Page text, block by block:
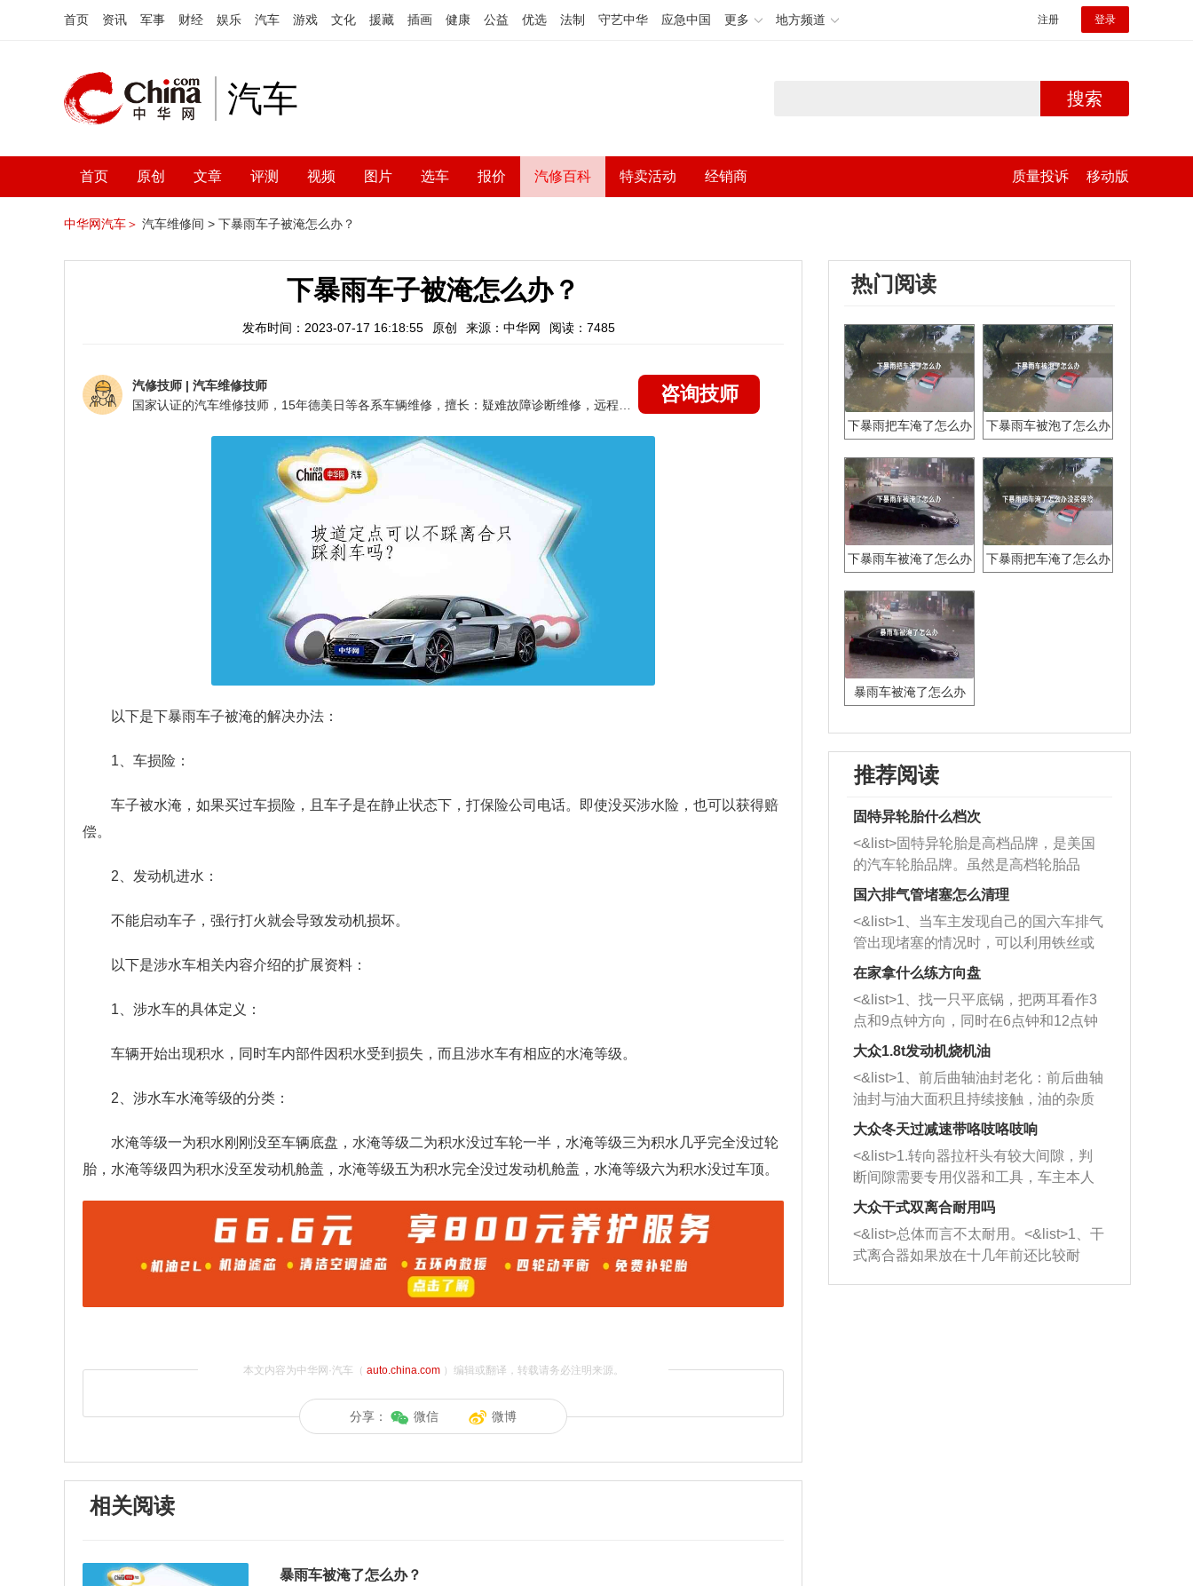
首页 资讯 军事 财经 娱乐 汽车 游戏 文化 援藏 插画 健康 公益 优选 法制 守艺中华 应急中国 更多 地方频道 注册 登录
汽车 搜索
首页 原创 文章 评测 视频 图片 选车 报价 汽修百科 特卖活动 经销商 质量投诉 移动版
中华网汽车＞ 汽车维修间 > 下暴雨车子被淹怎么办？
下暴雨车子被淹怎么办？
发布时间：2023-07-17 16:18:55 原创 来源：中华网 阅读：7485
汽修技师 | 汽车维修技师
咨询技师
以下是下暴雨车子被淹的解决办法：
1、车损险：
车子被水淹，如果买过车损险，且车子是在静止状态下，打保险公司电话。即使没买涉水险，也可以获得赔
偿。
2、发动机进水：
不能启动车子，强行打火就会导致发动机损坏。
以下是涉水车相关内容介绍的扩展资料：
1、涉水车的具体定义：
车辆开始出现积水，同时车内部件因积水受到损失，而且涉水车有相应的水淹等级。
2、涉水车水淹等级的分类：
水淹等级一为积水刚刚没至车辆底盘，水淹等级二为积水没过车轮一半，水淹等级三为积水几乎完全没过轮
胎，水淹等级四为积水没至发动机舱盖，水淹等级五为积水完全没过发动机舱盖，水淹等级六为积水没过车顶。
本文内容为中华网·汽车（ auto.china.com）编辑或翻译，转载请务必注明来源。
分享： 微信 微博
相关阅读
暴雨车被淹了怎么办？
热门阅读
下暴雨把车淹了怎么办 下暴雨车被泡了怎么办
下暴雨车被淹了怎么办
下暴雨把车淹了怎么办
暴雨车被淹了怎么办
推荐阅读
固特异轮胎什么档次
<&list>固特异轮胎是高档品牌，是美国
的汽车轮胎品牌。虽然是高档轮胎品
牌，但是中高低端的轮胎都有生产，这
也是为了更好的开拓市场。
国六排气管堵塞怎么清理
<&list>1、当车主发现自己的国六车排气
管出现堵塞的情况时，可以利用铁丝或
者是细棍，直接将杂物给取出来，如果
堵塞情况比较严重，也可以采取应急措
施。 <&list>2、直接利用木棍将所有的
杂物推到排气管里面的位置处，然后将
三元催化器拆解开，就可以将堵塞的东
西取出来。但如果是因为积碳过多引起
的堵塞，就需要将三元催化器泡在草酸
洗剂对堵塞的情况得到解决，将清洗剂
放在燃油箱中，与燃油混合后，车辆启
动时，就可以和汽油一起进入到燃烧
室，最后形成废气排出，就可以让三元
催化器得到清洗，排气管堵塞的情况就
能够得到解决。
在家拿什么练方向盘
<&list>1、找一只平底锅，把两耳看作3
点和9点钟方向，同时在6点钟和12点钟
方向做一个标记。 <&list>2、双手握住
一圈半的练习，往右同样也要打相同的
圈数。 <&list>3、最后强调要反复练
习，这样就可以形成肌肉记忆，在真实
驾驶车辆时，不需要记忆也能打好方
向。
大众1.8t发动机烧机油
<&list>1、前后曲轴油封老化：前后曲轴
油封与油大面积且持续接触，油的杂质
和发动机内持续温度变化使其密封效果
逐渐减弱，导致渗油或漏油。<&list>2、
活塞间隙过大：积碳会使活塞环与缸体
的间隙扩大，导致机油流入燃烧室中，
造成烧机油。<&list>3、机油粘度。使用
机油粘度过小的话，同样会有烧机油现
象，机油粘度过小具有很好的流动性，
大众冬天过减速带咯吱咯吱响
<&list>1.转向器拉杆头有较大间隙，判
断间隙需要专用仪器和工具，车主本人
无法制作，需要将车辆送到修理厂或4s
店；<&list>2.车辆半轴套管防尘罩破
裂，破裂后会出现漏油现象，使半轴磨
损严重，磨损的半轴容易损坏，产生异
响；<&list>3.稳定器的转向胶套和球头
大众干式双离合耐用吗
<&list>总体而言不太耐用。<&list>1、干
式离合器如果放在十几年前还比较耐